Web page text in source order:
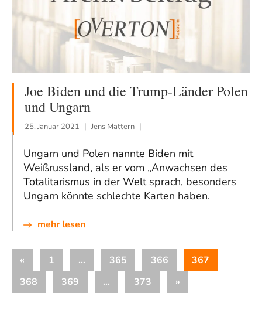
Joe Biden und die Trump-Länder Polen
und Ungarn
25. Januar 2021 Jens Mattern
Ungarn und Polen nannte Biden mit
Weißrussland, als er vom „Anwachsen des
Totalitarismus in der Welt sprach, besonders
Ungarn könnte schlechte Karten haben.
mehr lesen
Seitennummerierung
der
Beiträge
« Vorherige
Beiträge
1 … 365 366
367
368
369 … 373
Nächste
»